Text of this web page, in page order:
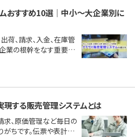
掛金管理の基本から実務
、そしてExcelとシステ
選び方まで、実務で本当
た。日々の資金繰りや
じている方は、ぜひご
おすすめ10選｜中小〜大企業別に
荷、請求、入金、在庫管
業の根幹をなす重要な
が、電子帳簿保存法や
速に高まっています。
管理システムの導入効果
門、大企業の三層に分け
に合った特長を持つおす
ト・デメリット、効果、
する販売管理システムとは
求、原価管理など毎日の
ちです。伝票や表計算